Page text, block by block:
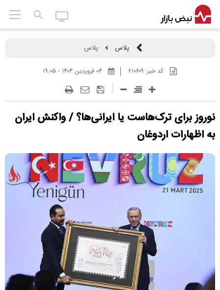
پلاس پلاس
کد خبر: ۲۱۰۶۰۹
نوروز برای ترک‌هاست یا ایرانی‌ها؟ / واکنش ایران
به اظهارات اردوغان